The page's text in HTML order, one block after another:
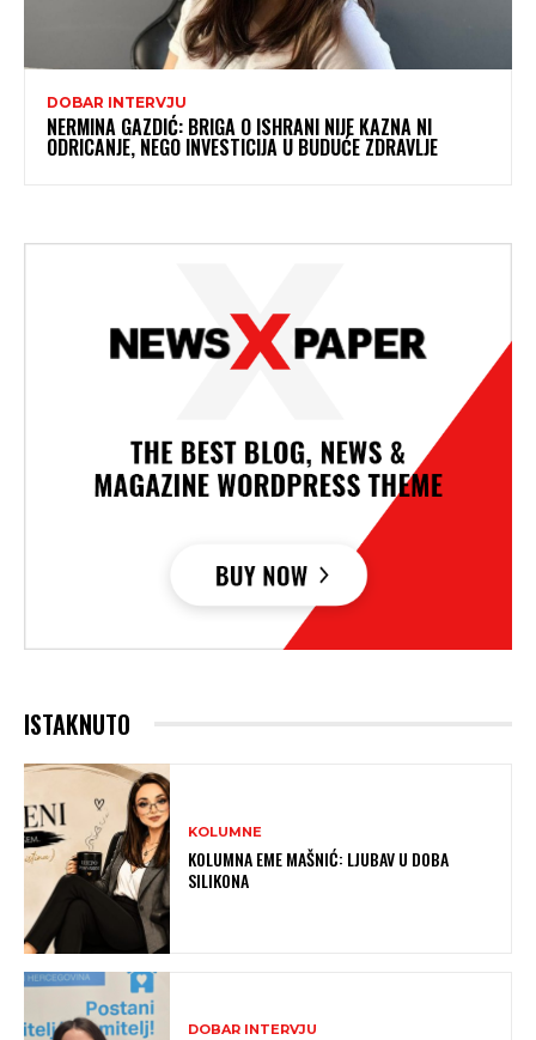
DOBAR INTERVJU
NERMINA GAZDIĆ: BRIGA O ISHRANI NIJE KAZNA NI
ODRICANJE, NEGO INVESTICIJA U BUDUĆE ZDRAVLJE
ISTAKNUTO
KOLUMNE
KOLUMNA EME MAŠNIĆ: LJUBAV U DOBA
SILIKONA
DOBAR INTERVJU